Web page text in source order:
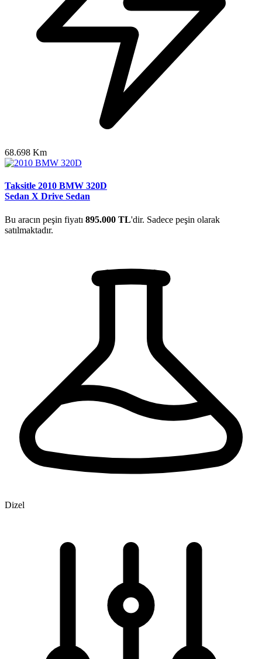
68.698 Km
Taksitle 2010 BMW 320D
Sedan X Drive Sedan
Bu aracın peşin fiyatı 895.000 TL'dir. Sadece peşin olarak
satılmaktadır.
Dizel